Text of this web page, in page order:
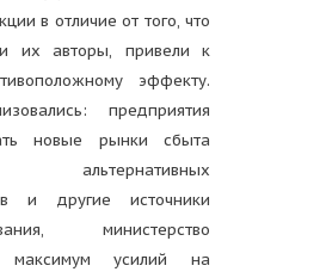
в отличие от того, что
их авторы, привели к
эффекту.
предприятия
новые рынки сбыта
альтернативных
и другие источники
министерство
максимум усилий на